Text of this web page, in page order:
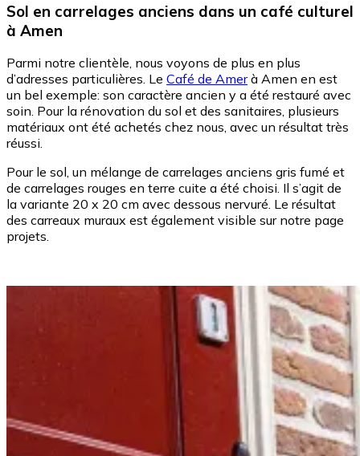
Sol en carrelages anciens dans un café culturel
à Amen
Parmi notre clientèle, nous voyons de plus en plus
d’adresses particulières. Le Café de Amerà Amen en est
un bel exemple: son caractère ancien y a été restauré avec
soin. Pour la rénovation du sol et des sanitaires, plusieurs
matériaux ont été achetés chez nous, avec un résultat très
réussi.
Pour le sol, un mélange de carrelages anciens gris fumé et
de carrelages rouges en terre cuite a été choisi. Il s’agit de
la variante 20 x 20 cm avec dessous nervuré. Le résultat
des carreaux muraux est également visible sur notre page
projets.